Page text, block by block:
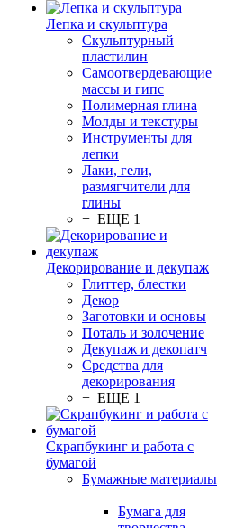
Лепка и скульптура
Скульптурный
пластилин
Самоотвердевающие
массы и гипс
Полимерная глина
Молды и текстуры
Инструменты для
лепки
Лаки, гели,
размягчители для
глины
+ ЕЩЕ 1
Декорирование и декупаж
Глиттер, блестки
Декор
Заготовки и основы
Поталь и золочение
Декупаж и декопатч
Средства для
декорирования
+ ЕЩЕ 1
Скрапбукинг и работа с
бумагой
Бумажные материалы
Бумага для